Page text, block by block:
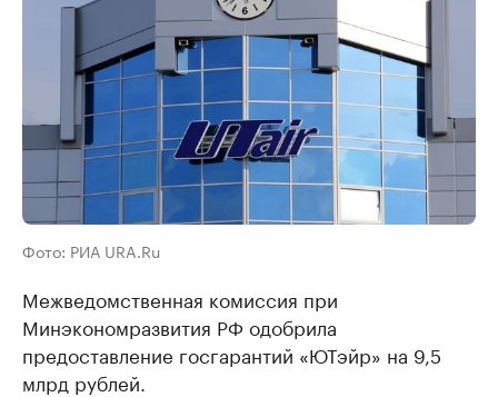
Фото: РИА URA.Ru
Межведомственная комиссия при
Минэкономразвития РФ одобрила
предоставление госгарантий «ЮТэйр» на 9,5
млрд рублей.